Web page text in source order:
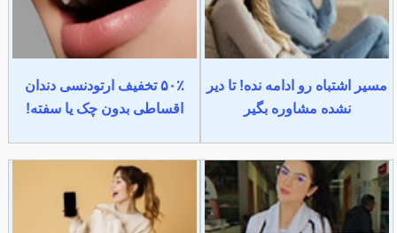
مسیر اشتباه رو ادامه نده! تا دیر
نشده مشاوره بگیر
۵۰٪ تخفیف ارتودنسی دندان
اقساطی بدون چک یا سفته!